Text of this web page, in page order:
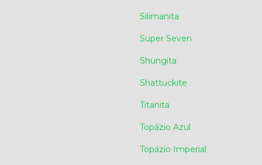
Silimanita
Super Seven
Shungita
Shattuckite
Titanita
Topázio Azul
Topázio Imperial